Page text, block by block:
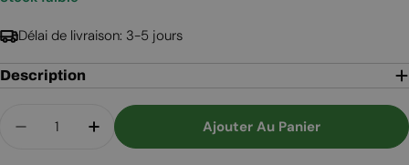
Délai de livraison: 3-5 jours
Description
Diminuer La Quantité Pour Cadre Extérieur
Augmenter La Quantité Pour Cadre
Ajouter Au Panier